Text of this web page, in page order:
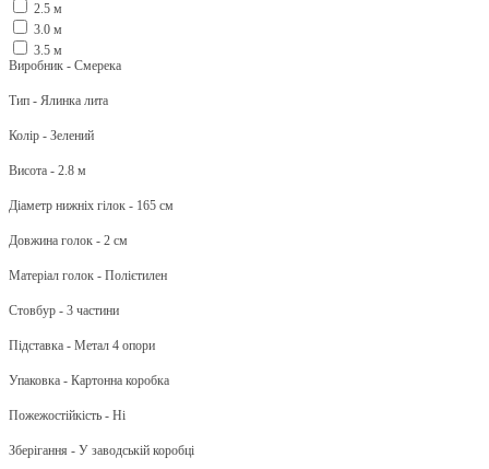
2.5 м
3.0 м
3.5 м
Виробник - Смерека
Тип - Ялинка лита
Колір - Зелений
Висота - 2.8 м
Діаметр нижніх гілок - 165 см
Довжина голок - 2 см
Матеріал голок - Полієтилен
Стовбур - 3 частини
Підставка - Метал 4 опори
Упаковка - Картонна коробка
Пожежостійкість - Ні
Зберігання - У заводській коробці